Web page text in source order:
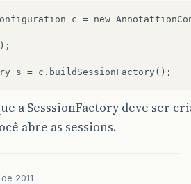
factory>
c = new
a SesssionFactory deve ser
abre as sessions.
2011